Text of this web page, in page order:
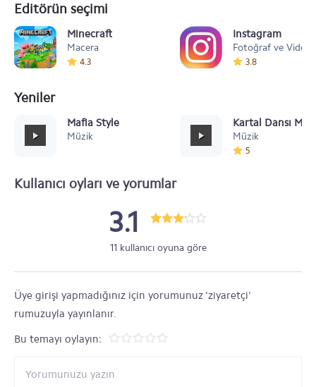
Editörün seçimi
Minecraft
Macera
4.3
Instagram
Fotoğraf ve Video
3.8
Yeniler
Mafia Style
Müzik
Kartal Dansı
Müzik
5
Kullanıcı oyları ve yorumlar
3.1
11 kullanıcı oyuna göre
Üye girişi yapmadığınız için yorumunuz 'ziyaretçi'
rumuzuyla yayınlanır.
Bu temayı oylayın: